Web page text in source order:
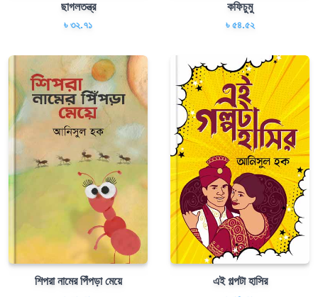
ছাগলতন্ত্র
৳ ৩২.৭১
কফিচুমু
৳ ৫৪.৫২
শিপরা নামের পিঁপড়া মেয়ে এই গল্পটা হাসির